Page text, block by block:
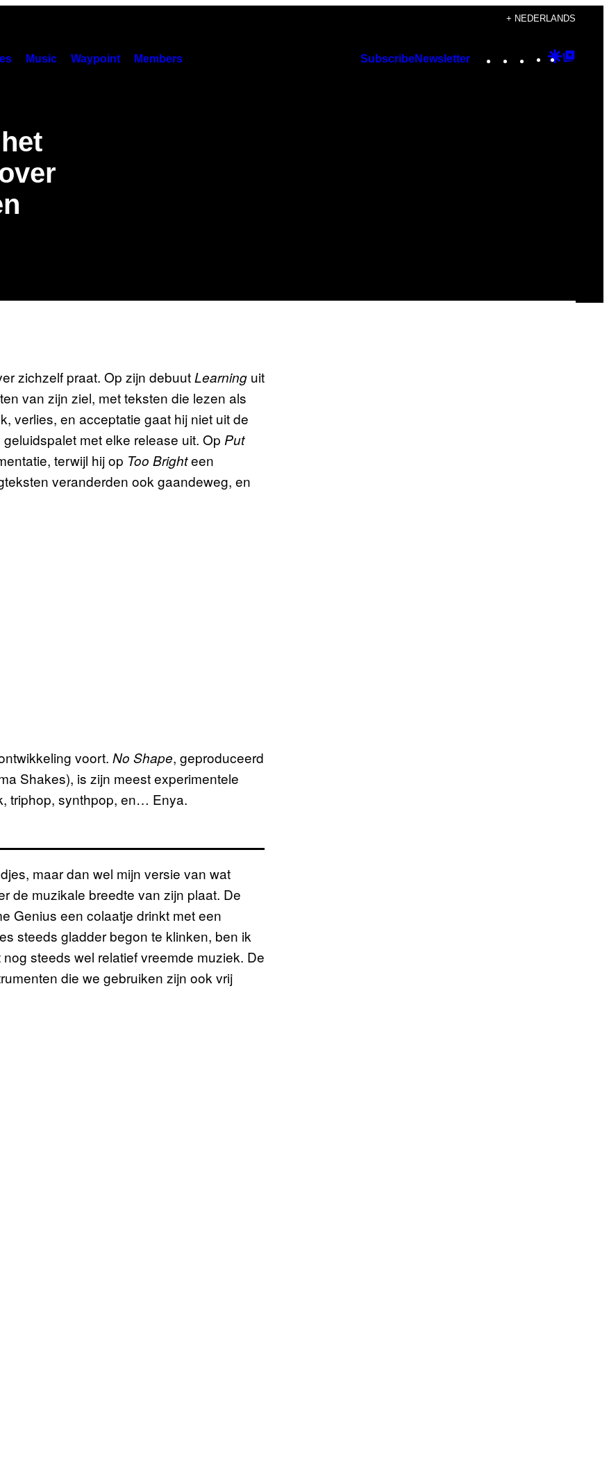
+ NEDERLANDS
Music Waypoint Members SubscribeNewsletter Instagram
TikTok
YouTube
Google
zichzelf praat. Op zijn debuutLearning uit
van zijn ziel, met teksten die lezen als
verlies, en acceptatie gaat hij niet uit de
met elke release uit. Op Put
terwijl hij op Too Brighteen
veranderden ook gaandeweg, en
voort. No Shape, geproduceerd
Shakes), is zijn meest experimentele
triphop, synthpop, en… Enya.
maar dan wel mijn versie van wat
de muzikale breedte van zijn plaat. De
Genius een colaatje drinkt met een
steeds gladder begon te klinken, ben ik
steeds wel relatief vreemde muziek. De
die we gebruiken zijn ook vrij